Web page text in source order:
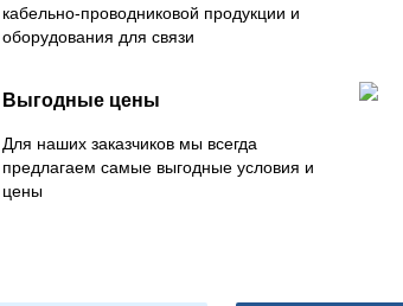
кабельно-проводниковой продукции и
оборудования для связи
Выгодные цены
Для наших заказчиков мы всегда
предлагаем самые выгодные условия и
цены